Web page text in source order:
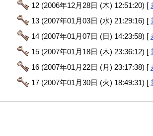
12 (2006年12月28日 (木) 12:51:20) [
13 (2007年01月03日 (水) 21:29:16) [
14 (2007年01月07日 (日) 14:23:58) [
15 (2007年01月18日 (木) 23:36:12) [
16 (2007年01月22日 (月) 23:17:38) [
17 (2007年01月30日 (火) 18:49:31) [